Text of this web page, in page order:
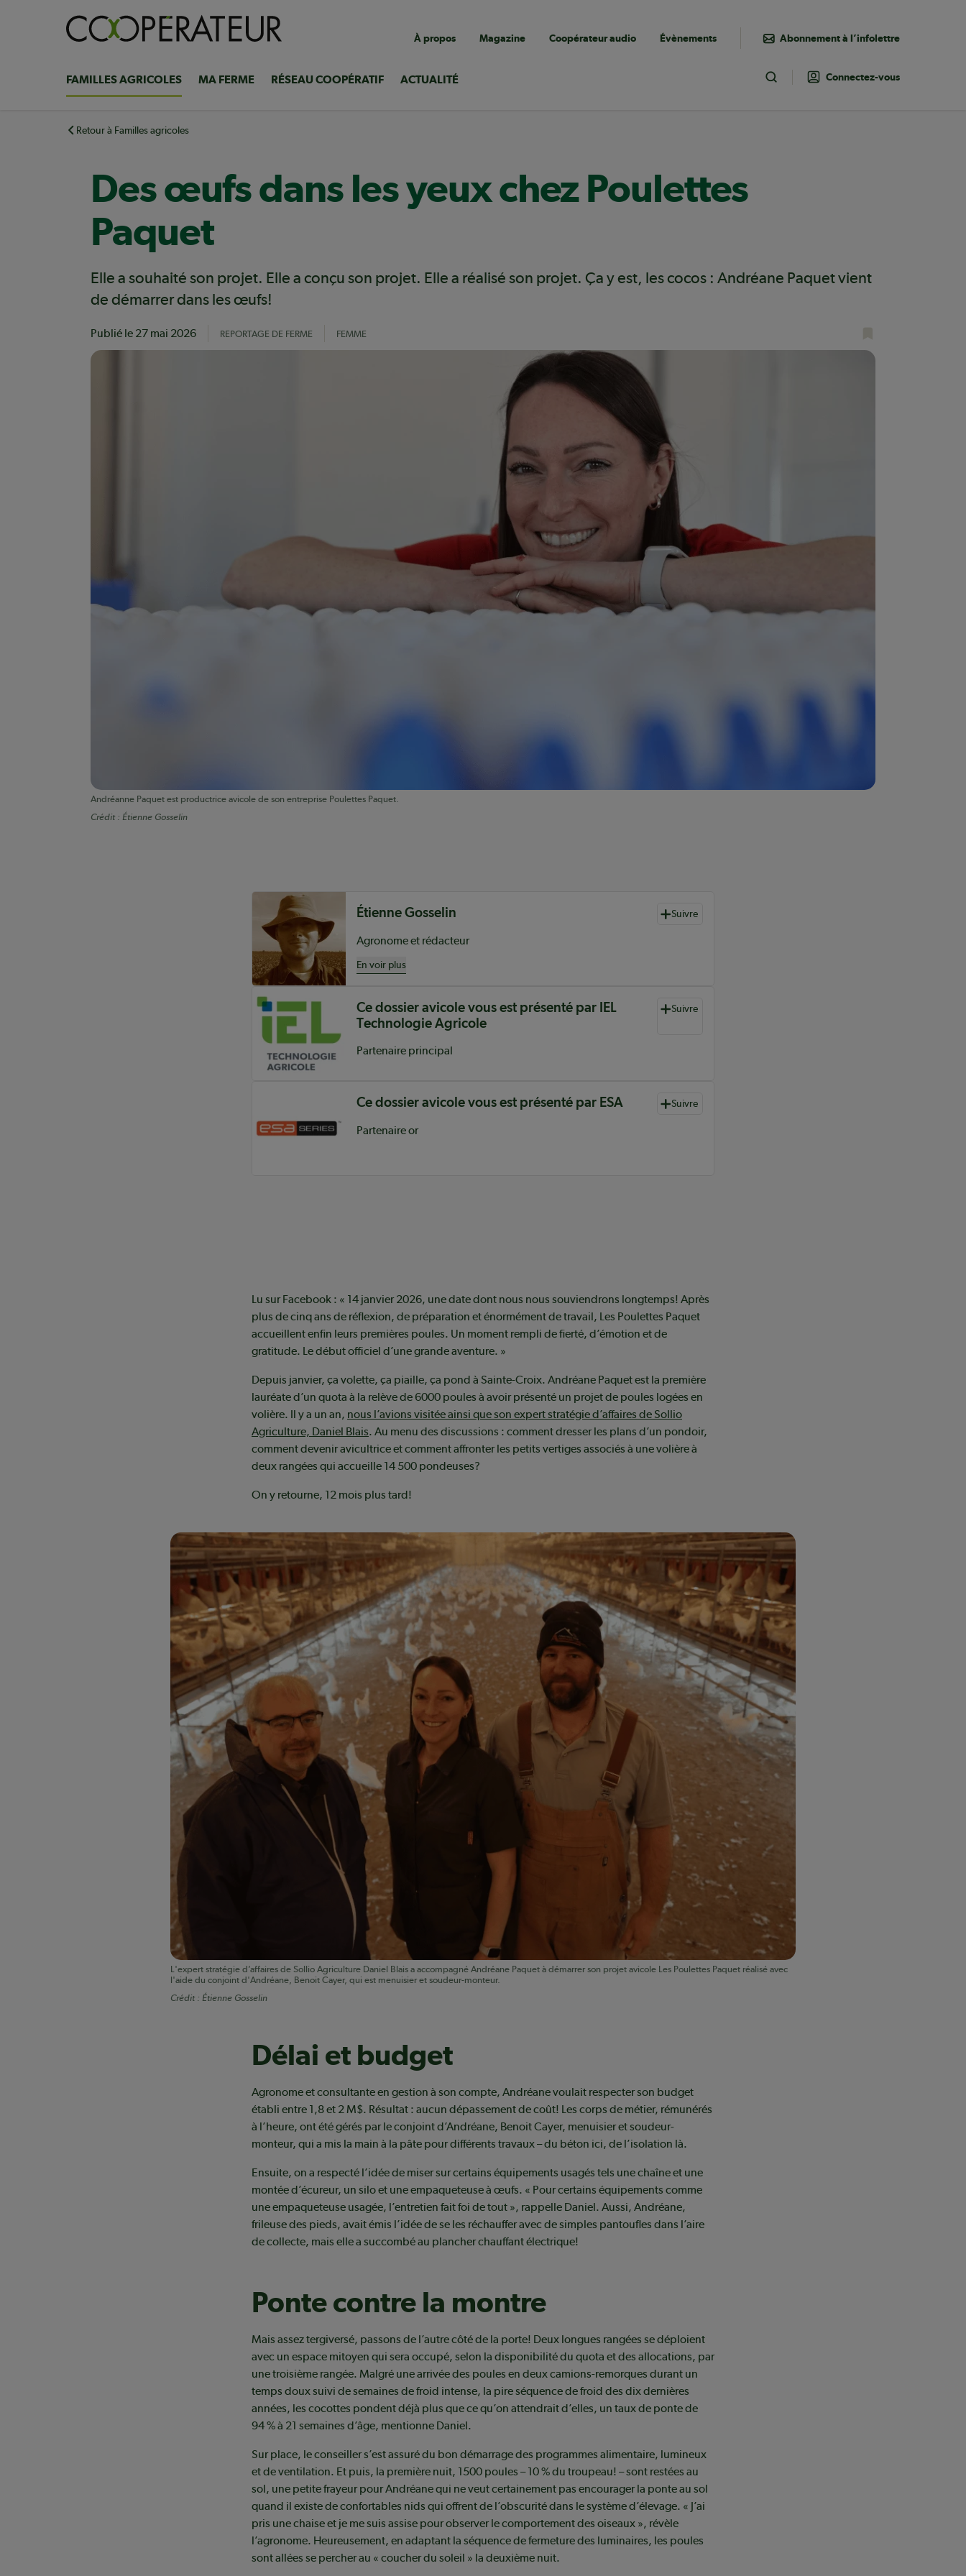
Navigation
utilitaire
À propos Magazine Coopérateur audio Évènements Abonnement à l’infolettre
Navigation
principale
FAMILLES AGRICOLES MA FERME RÉSEAU COOPÉRATIF ACTUALITÉ Toggle Search
Connectez-vous
Retour à Familles agricoles
Des œufs dans les yeux chez Poulettes
Paquet
Elle a souhaité son projet. Elle a conçu son projet. Elle a réalisé son projet. Ça y est, les cocos : Andréane Paquet vient
de démarrer dans les œufs!
Publié le 27 mai 2026 REPORTAGE DE FERME FEMME
Andréanne Paquet est productrice avicole de son entreprise Poulettes Paquet.
Crédit : Étienne Gosselin
Auteurs de contenu Étienne Gosselin Suivre
Agronome et rédacteur
En voir plus
Ce dossier avicole vous est présenté par IEL
Technologie Agricole
Suivre
Partenaire principal
Ce dossier avicole vous est présenté par ESA Suivre
Partenaire or
Lu sur Facebook : « 14 janvier 2026, une date dont nous nous souviendrons longtemps! Après
plus de cinq ans de réflexion, de préparation et énormément de travail, Les Poulettes Paquet
accueillent enfin leurs premières poules. Un moment rempli de fierté, d’émotion et de
gratitude. Le début officiel d’une grande aventure. »
Depuis janvier, ça volette, ça piaille, ça pond à Sainte-Croix. Andréane Paquet est la première
lauréate d’un quota à la relève de 6000 poules à avoir présenté un projet de poules logées en
volière. Il y a un an, nous l’avions visitée ainsi que son expert stratégie d’affaires de Sollio
Agriculture, Daniel Blais. Au menu des discussions : comment dresser les plans d’un pondoir,
comment devenir avicultrice et comment affronter les petits vertiges associés à une volière à
deux rangées qui accueille 14 500 pondeuses?
On y retourne, 12 mois plus tard!
L'expert stratégie d’affaires de Sollio Agriculture Daniel Blais a accompagné Andréane Paquet à démarrer son projet avicole Les Poulettes Paquet réalisé avec
l'aide du conjoint d'Andréane, Benoit Cayer, qui est menuisier et soudeur-monteur.
Crédit : Étienne Gosselin
Délai et budget
Agronome et consultante en gestion à son compte, Andréane voulait respecter son budget
établi entre 1,8 et 2 M$. Résultat : aucun dépassement de coût! Les corps de métier, rémunérés
à l’heure, ont été gérés par le conjoint d’Andréane, Benoit Cayer, menuisier et soudeur-
monteur, qui a mis la main à la pâte pour différents travaux – du béton ici, de l’isolation là.
Ensuite, on a respecté l’idée de miser sur certains équipements usagés tels une chaîne et une
montée d’écureur, un silo et une empaqueteuse à œufs. « Pour certains équipements comme
une empaqueteuse usagée, l’entretien fait foi de tout », rappelle Daniel. Aussi, Andréane,
frileuse des pieds, avait émis l’idée de se les réchauffer avec de simples pantoufles dans l’aire
de collecte, mais elle a succombé au plancher chauffant électrique!
Ponte contre la montre
Mais assez tergiversé, passons de l’autre côté de la porte! Deux longues rangées se déploient
avec un espace mitoyen qui sera occupé, selon la disponibilité du quota et des allocations, par
une troisième rangée. Malgré une arrivée des poules en deux camions-remorques durant un
temps doux suivi de semaines de froid intense, la pire séquence de froid des dix dernières
années, les cocottes pondent déjà plus que ce qu’on attendrait d’elles, un taux de ponte de
94 % à 21 semaines d’âge, mentionne Daniel.
Sur place, le conseiller s’est assuré du bon démarrage des programmes alimentaire, lumineux
et de ventilation. Et puis, la première nuit, 1500 poules – 10 % du troupeau! – sont restées au
sol, une petite frayeur pour Andréane qui ne veut certainement pas encourager la ponte au sol
quand il existe de confortables nids qui offrent de l’obscurité dans le système d’élevage. « J’ai
pris une chaise et je me suis assise pour observer le comportement des oiseaux », révèle
l’agronome. Heureusement, en adaptant la séquence de fermeture des luminaires, les poules
sont allées se percher au « coucher du soleil » la deuxième nuit.